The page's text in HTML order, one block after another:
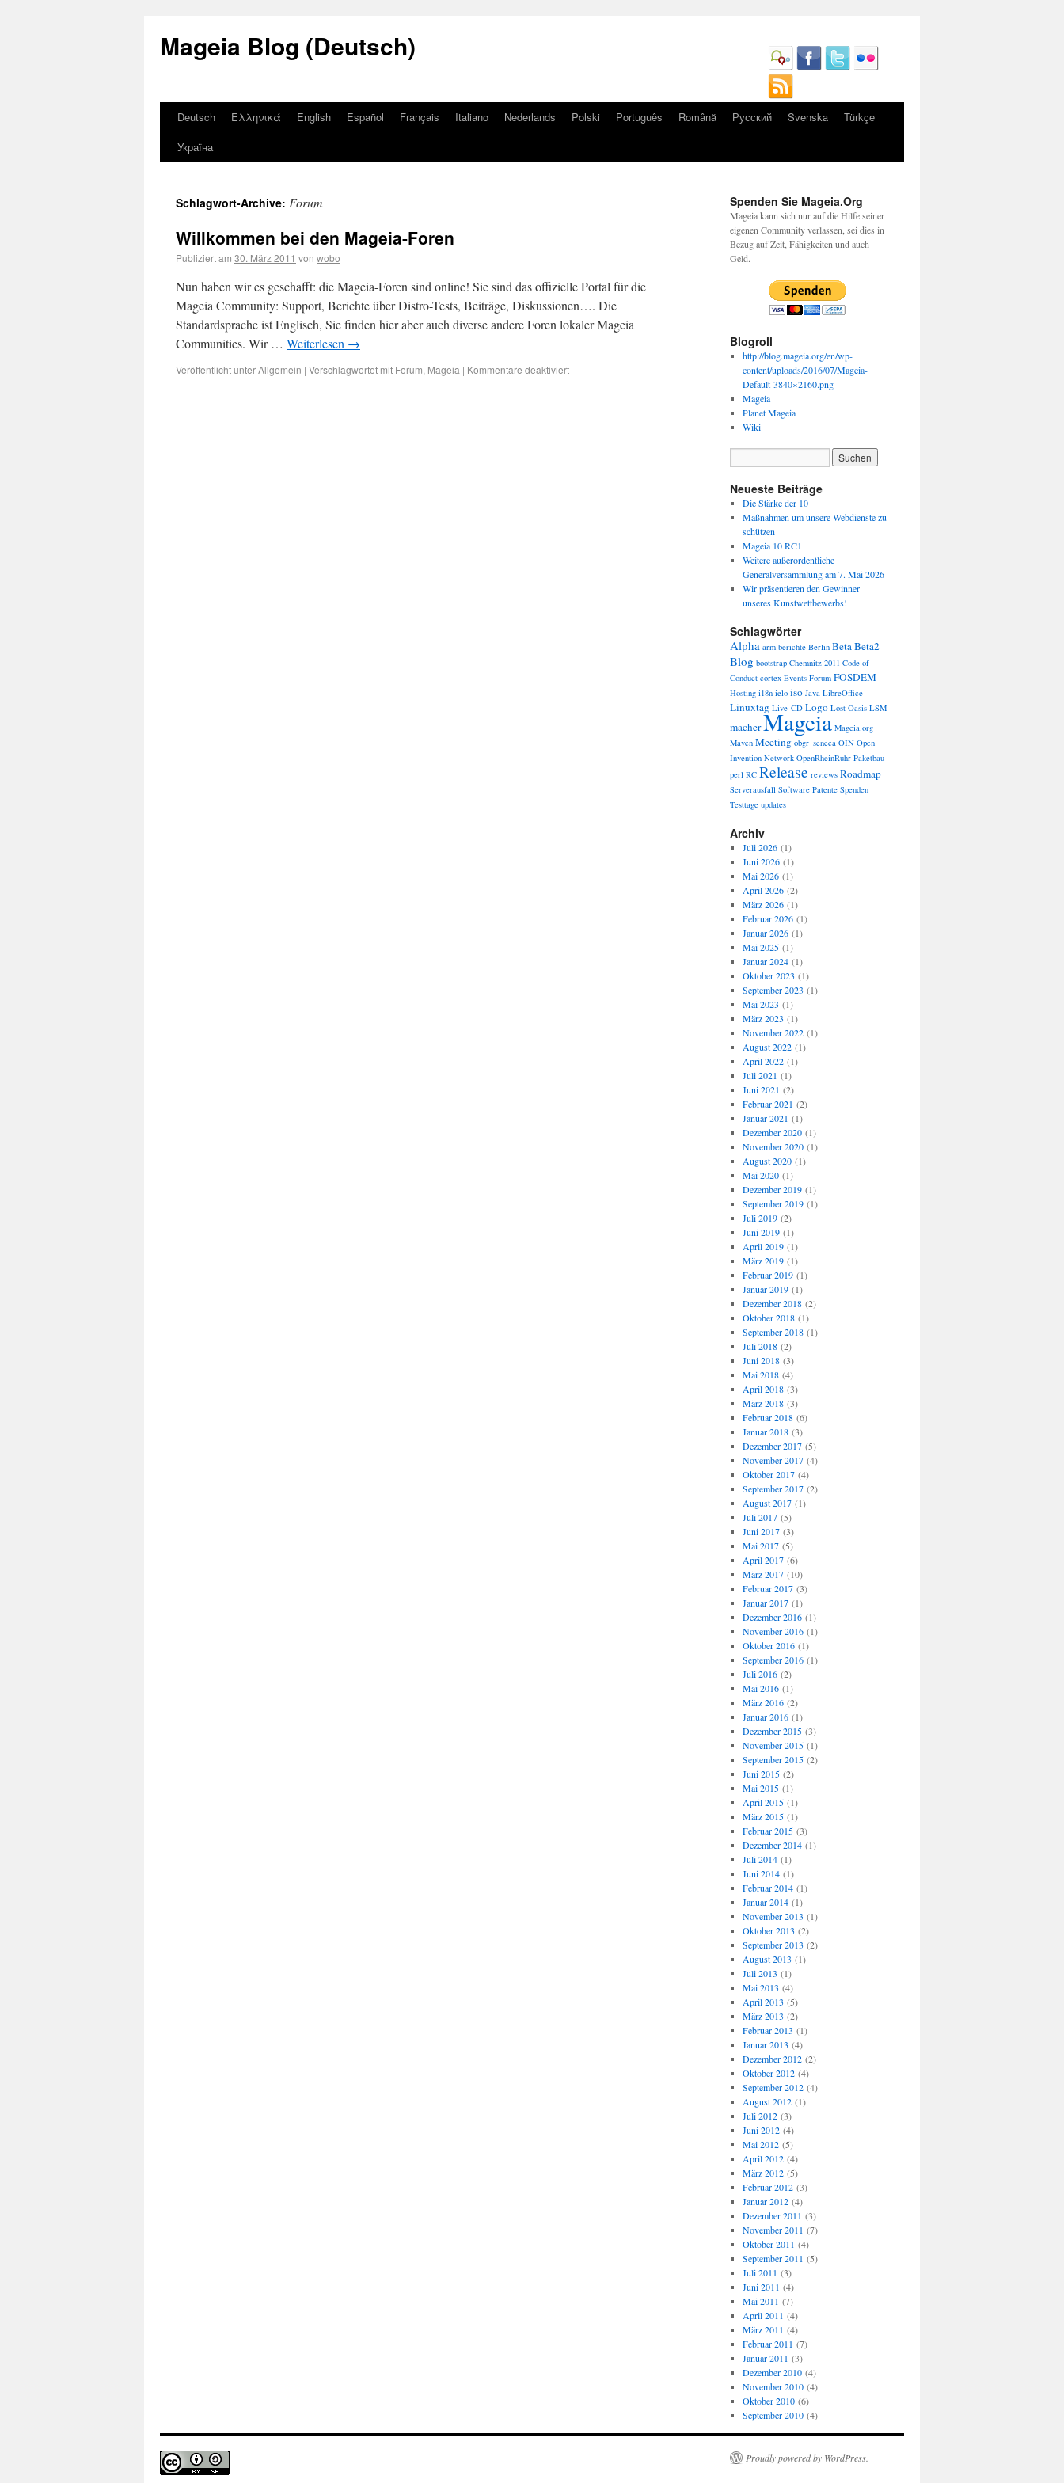
Mageia Blog (Deutsch)
Deutsch Ελληνικά English Español Français Italiano Nederlands Polski Português Română Русский Svenska
Türkçe
Україна
Schlagwort-Archive: Forum
Willkommen bei den Mageia-Foren
Publiziert am 30. März 2011 von wobo
Nun haben wir es geschafft: die Mageia-Foren sind online! Sie sind das offizielle Portal für die
Mageia Community: Support, Berichte über Distro-Tests, Beiträge, Diskussionen…. Die
Standardsprache ist Englisch, Sie finden hier aber auch diverse andere Foren lokaler Mageia
Communities. Wir … Weiterlesen →
Veröffentlicht unterAllgemein | Verschlagwortet mit Forum, Mageia | Kommentare deaktiviert
Spenden Sie Mageia.Org
Mageia kann sich nur auf die Hilfe seiner
eigenen Community verlassen, sei dies in
Bezug auf Zeit, Fähigkeiten und auch
Geld.
Blogroll
http://blog.mageia.org/en/wp-
content/uploads/2016/07/Mageia-
Default-3840×2160.png
Mageia
Planet Mageia
Wiki
Neueste Beiträge
Die Stärke der 10
Maßnahmen um unsere Webdienste zu
schützen
Mageia 10 RC1
Weitere außerordentliche
Generalversammlung am 7. Mai 2026
Wir präsentieren den Gewinner
unseres Kunstwettbewerbs!
Schlagwörter
Alpha arm berichte Berlin BetaBeta2
Blog bootstrap Chemnitz 2011 Code of
Conduct cortex Events Forum FOSDEM
Hosting i18n ielo iso Java LibreOffice
Linuxtag Live-CD Logo Lost Oasis LSM
macherMageia Mageia.org
Maven Meeting obgr_seneca OIN Open
Invention Network OpenRheinRuhr Paketbau
perl RC Release reviews Roadmap
Serverausfall Software Patente Spenden
Testtage updates
Archiv
Juli 2026(1)
Juni 2026(1)
Mai 2026(1)
April 2026(2)
März 2026(1)
Februar 2026(1)
Januar 2026(1)
Mai 2025(1)
Januar 2024(1)
Oktober 2023 (1)
September 2023 (1)
Mai 2023 (1)
März 2023 (1)
November 2022(1)
August 2022(1)
April 2022(1)
Juli 2021 (1)
Juni 2021 (2)
Februar 2021 (2)
Januar 2021 (1)
Dezember 2020(1)
November 2020(1)
August 2020(1)
Mai 2020(1)
Dezember 2019(1)
September 2019(1)
Juli 2019(2)
Juni 2019(1)
April 2019(1)
März 2019(1)
Februar 2019(1)
Januar 2019(1)
Dezember 2018(2)
Oktober 2018(1)
September 2018(1)
Juli 2018(2)
Juni 2018(3)
Mai 2018(4)
April 2018(3)
März 2018(3)
Februar 2018(6)
Januar 2018(3)
Dezember 2017(5)
November 2017(4)
Oktober 2017(4)
September 2017(2)
August 2017(1)
Juli 2017(5)
Juni 2017(3)
Mai 2017(5)
April 2017(6)
März 2017(10)
Februar 2017(3)
Januar 2017(1)
Dezember 2016(1)
November 2016(1)
Oktober 2016(1)
September 2016(1)
Juli 2016(2)
Mai 2016(1)
März 2016(2)
Januar 2016(1)
Dezember 2015(3)
November 2015(1)
September 2015(2)
Juni 2015(2)
Mai 2015(1)
April 2015(1)
März 2015(1)
Februar 2015(3)
Dezember 2014(1)
Juli 2014(1)
Juni 2014(1)
Februar 2014(1)
Januar 2014(1)
November 2013 (1)
Oktober 2013 (2)
September 2013 (2)
August 2013 (1)
Juli 2013 (1)
Mai 2013 (4)
April 2013 (5)
März 2013 (2)
Februar 2013 (1)
Januar 2013 (4)
Dezember 2012(2)
Oktober 2012(4)
September 2012(4)
August 2012(1)
Juli 2012(3)
Juni 2012(4)
Mai 2012(5)
April 2012(4)
März 2012(5)
Februar 2012(3)
Januar 2012(4)
Dezember 2011 (3)
November 2011 (7)
Oktober 2011 (4)
September 2011 (5)
Juli 2011 (3)
Juni 2011 (4)
Mai 2011 (7)
April 2011 (4)
März 2011 (4)
Februar 2011 (7)
Januar 2011 (3)
Dezember 2010(4)
November 2010(4)
Oktober 2010(6)
September 2010(4)
Proudly powered by WordPress.